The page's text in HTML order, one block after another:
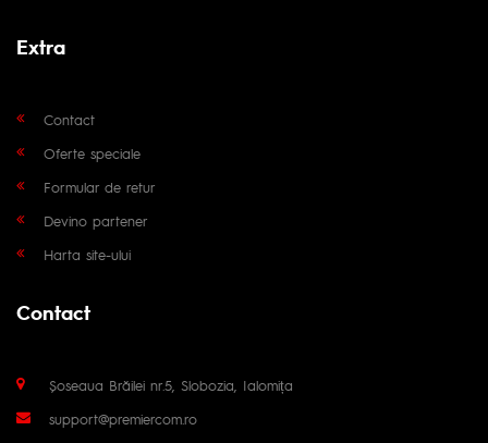
Extra
Contact
Oferte speciale
Formular de retur
Devino partener
Harta site-ului
Contact
Șoseaua Brăilei nr.5, Slobozia, Ialomița
support@premiercom.ro